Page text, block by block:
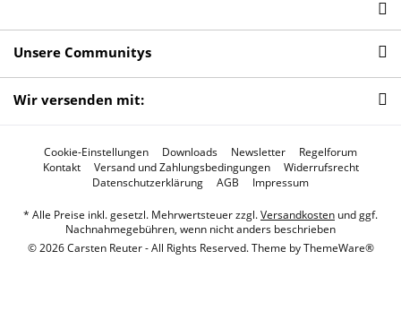
Unsere Communitys
Wir versenden mit:
Cookie-Einstellungen Downloads Newsletter
Regelforum
Kontakt
Versand und Zahlungsbedingungen
Widerrufsrecht
Datenschutzerklärung
AGB Impressum
* Alle Preise inkl. gesetzl. Mehrwertsteuer zzgl.Versandkosten und ggf.
Nachnahmegebühren, wenn nicht anders beschrieben
© 2026 Carsten Reuter - All Rights Reserved. Theme byThemeWare®